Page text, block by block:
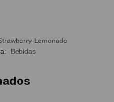
Lemonade
Bebidas